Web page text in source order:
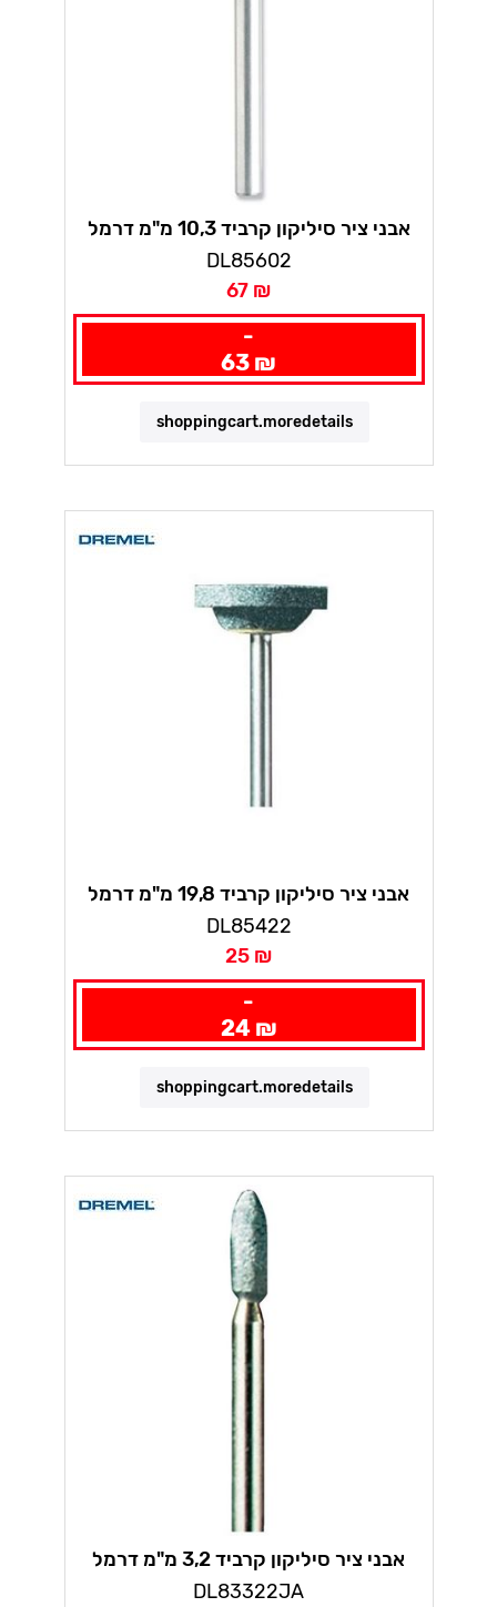
אבני ציר סיליקון קרביד 10,3 מ"מ דרמל
DL85602
67 ₪
-
63 ₪
shoppingcart.moredetails
אבני ציר סיליקון קרביד 19,8 מ"מ דרמל
DL85422
25 ₪
-
24 ₪
shoppingcart.moredetails
אבני ציר סיליקון קרביד 3,2 מ"מ דרמל
DL83322JA